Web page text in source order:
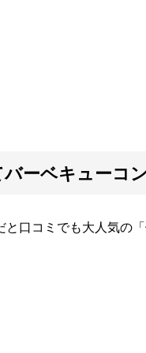
ーベキューコ
口コミでも大人気の